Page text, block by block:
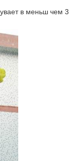
в меньш чем 3